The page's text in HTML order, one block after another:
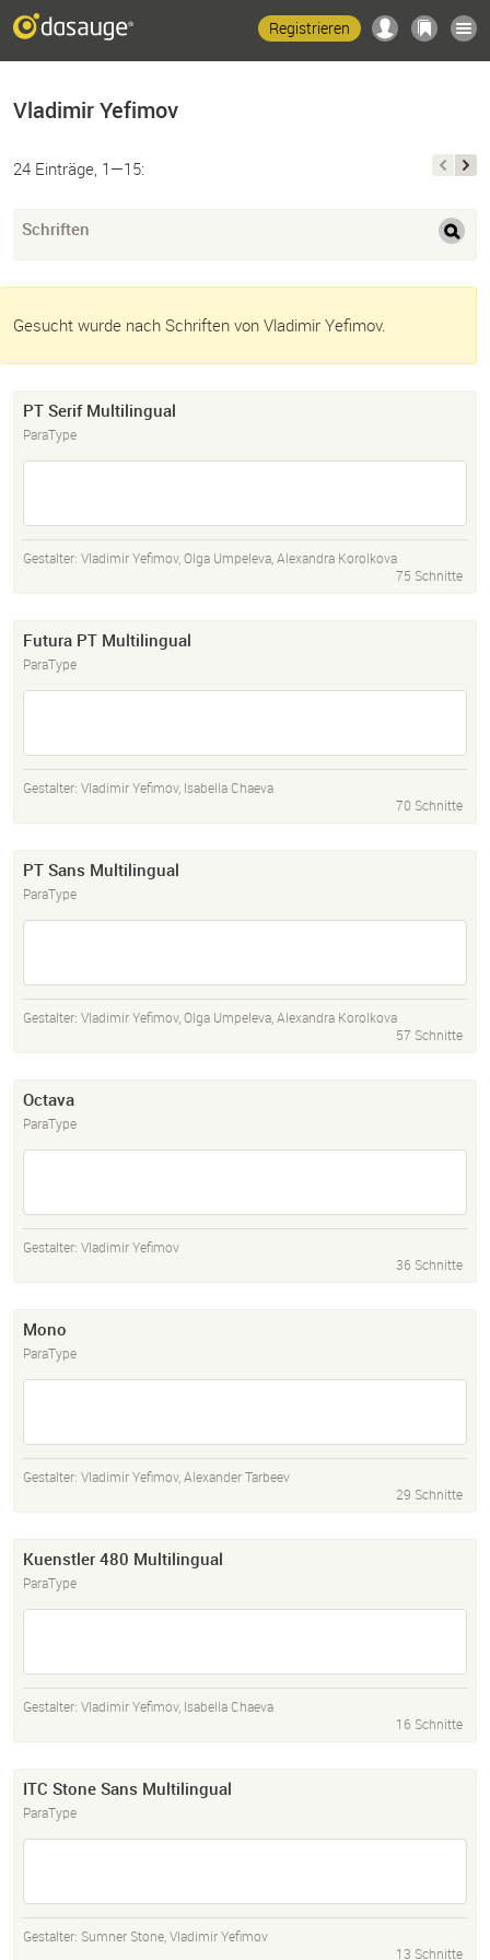
Registrieren
Vladimir Yefimov
24 Einträge, 1—15:
Schriften
Gesucht wurde nach Schriften von Vladimir Yefimov.
PT Serif Multilingual
ParaType
Gestalter: Vladimir Yefimov,Olga Umpeleva,Alexandra Korolkova
75 Schnitte
Futura PT Multilingual
ParaType
Gestalter: Vladimir Yefimov, Isabella Chaeva
70 Schnitte
PT Sans Multilingual
ParaType
Gestalter: Vladimir Yefimov,Olga Umpeleva,Alexandra Korolkova
57 Schnitte
Octava
ParaType
Gestalter: Vladimir Yefimov
36 Schnitte
Mono
ParaType
Gestalter: Vladimir Yefimov,Alexander Tarbeev
29 Schnitte
Kuenstler 480 Multilingual
ParaType
Gestalter: Vladimir Yefimov, Isabella Chaeva
16 Schnitte
ITC Stone Sans Multilingual
ParaType
Gestalter: Sumner Stone,Vladimir Yefimov
13 Schnitte